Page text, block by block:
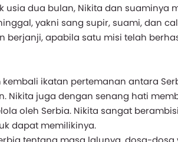
usia dua bulan, Nikita dan suaminya
yakni sang supir, suami, dan
berjanji, apabila satu misi telah
ikatan pertemanan antara
Nikita juga dengan senang hati
oleh Serbia. Nikita sangat
dapat memilikinya.